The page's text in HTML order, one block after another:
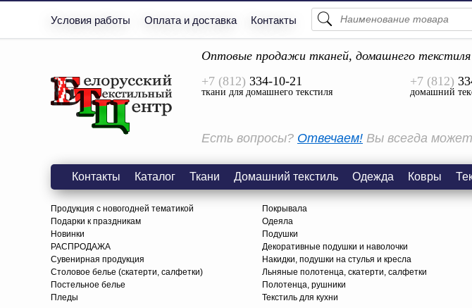
Условия работы Оплата и доставка Контакты
Оптовые продажи тканей, домашнего текстиля
+7 (812) 334-10-21
ткани для домашнего текстиля
+7 (812)
домашний
Есть вопросы? Отвечаем! Вы всегда
Контакты Каталог Ткани Домашний текстиль Одежда Ковры
Продукция с новогодней тематикой
Подарки к праздникам
Новинки
РАСПРОДАЖА
Сувенирная продукция
Столовое белье (скатерти, салфетки)
Постельное белье
Пледы
Покрывала
Одеяла
Подушки
Декоративные подушки и наволочки
Накидки, подушки на стулья и кресла
Льняные полотенца, скатерти, салфетки
Полотенца, рушники
Текстиль для кухни